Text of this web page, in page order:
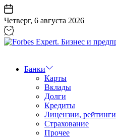
Перейти
к
содержанию
Четверг, 6 августа 2026
Бизнес
предпринимательство
Банки
Карты
Вклады
Долги
Кредиты
Лицензии, рейтинги
Страхование
Прочее